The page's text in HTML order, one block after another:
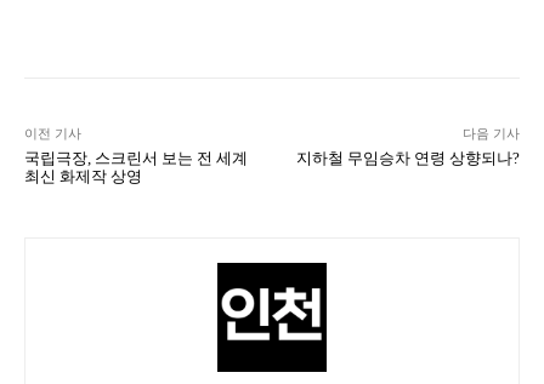
이전 기사
국립극장, 스크린서 보는 전 세계
최신 화제작 상영
다음 기사
지하철 무임승차 연령 상향되나?